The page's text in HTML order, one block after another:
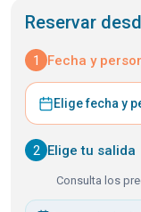
Reservar
1 Fecha y
Elige fecha y
2 Elige tu salida
Consulta los